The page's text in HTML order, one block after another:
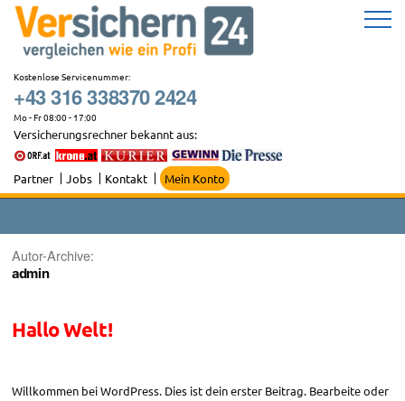
Zum
Inhalt
springen
Kostenlose Servicenummer:
+43 316 338370 2424
Mo - Fr 08:00 - 17:00
Versicherungsrechner bekannt aus:
Partner Jobs Kontakt Mein Konto
Autor-Archive:
admin
Hallo Welt!
Willkommen bei WordPress. Dies ist dein erster Beitrag. Bearbeite oder